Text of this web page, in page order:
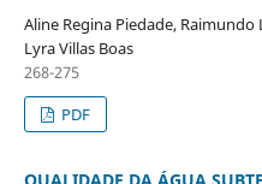
Aline Regina Piedade,
Lyra Villas Boas
268-275
PDF